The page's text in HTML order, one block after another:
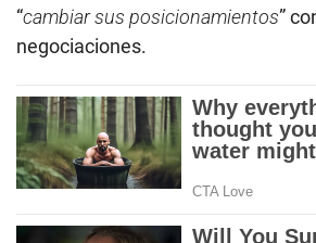
“cambiar sus posicionamientos”
negociaciones.